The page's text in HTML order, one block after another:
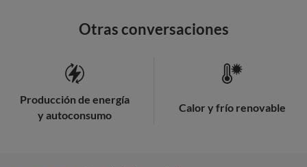
Otras conversaciones
Producción de energía
y autoconsumo
Calor y frío renovable